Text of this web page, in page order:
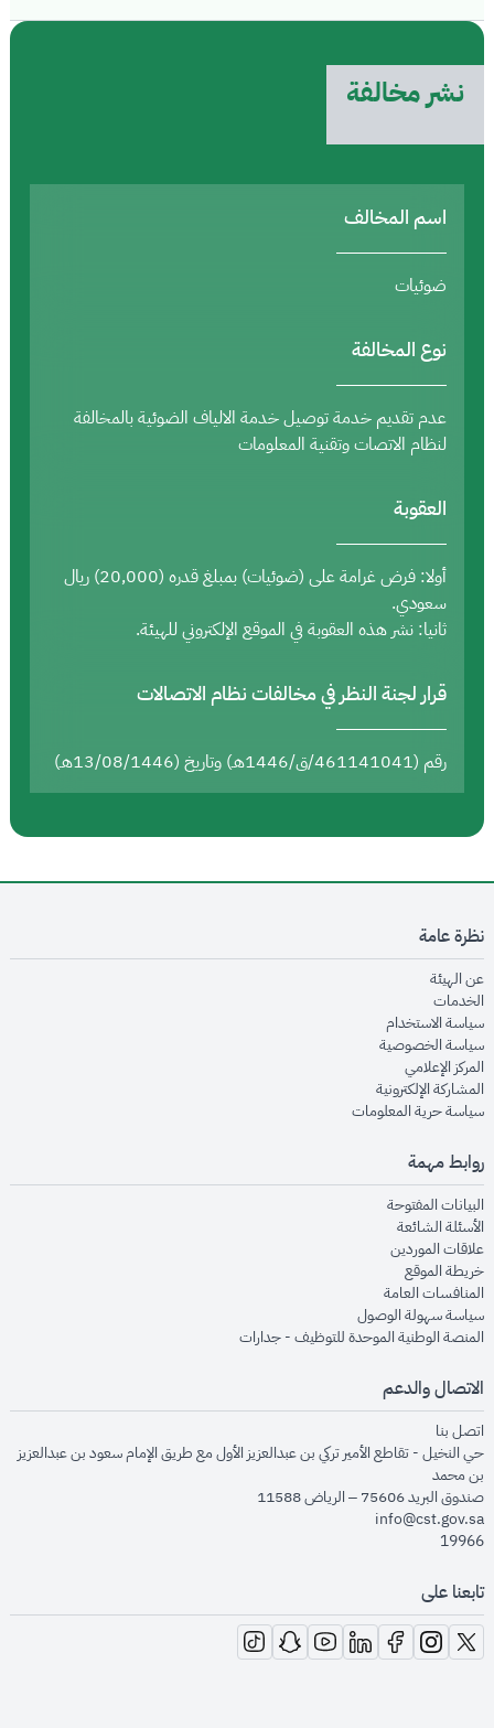
نشر مخالفة
اسم المخالف
ضوئيات
نوع المخالفة
عدم تقديم خدمة توصيل خدمة الالياف الضوئية بالمخالفة
لنظام الاتصات وتقنية المعلومات
العقوبة
أولا: فرض غرامة على (ضوئيات) بمبلغ قدره (20,000) ريال
سعودي.
ثانيا: نشر هذه العقوبة في الموقع الإلكتروني للهيئة.
قرار لجنة النظر في مخالفات نظام الاتصالات
رقم (461141041/ق/1446هـ) وتاريخ (13/08/1446هـ)
نظرة عامة
عن الهيئةopens in new window
الخدماتopens in new window
سياسة الاستخدام
سياسة الخصوصيةopens in new window
المركز الإعلاميopens in new window
المشاركة الإلكترونيةopens in new window
سياسة حرية المعلوماتopens in new window
روابط مهمة
البيانات المفتوحةopens in new window
الأسئلة الشائعةopens in new window
علاقات الموردينopens in new window
خريطة الموقعopens in new window
المنافسات العامةopens in new window
سياسة سهولة الوصولopens in new window
المنصة الوطنية الموحدة للتوظيف - جداراتopens in new window
الاتصال والدعم
اتصل بنا
حي النخيل - تقاطع الأمير تركي بن عبدالعزيز الأول مع طريق الإمام سعود بن عبدالعزيز
بن محمد
صندوق البريد 75606 – الرياض 11588
info@cst.gov.sa
19966
تابعنا على
opens in new window
opens in new window
opens in new window
opens in new window
opens in new window
opens in new window
opens in new window